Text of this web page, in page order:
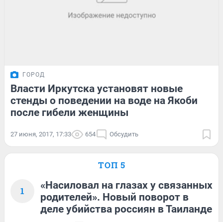
ГОРОД
Власти Иркутска установят новые
стенды о поведении на воде на Якоби
после гибели женщины
27 июня, 2017, 17:33 654 Обсудить
ТОП 5
1
«Насиловал на глазах у связанных
родителей». Новый поворот в
деле убийства россиян в Таиланде